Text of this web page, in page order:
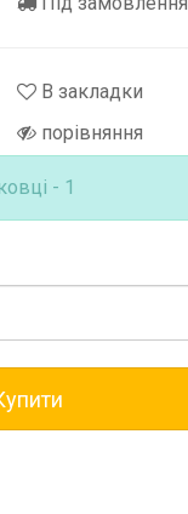
В закладки
порівняння
- 1